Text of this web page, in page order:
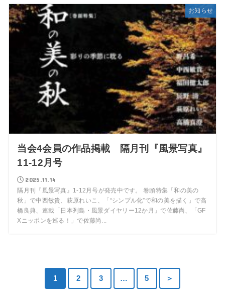
お知らせ
当会4会員の作品掲載 隔月刊『風景写真』
11-12月号
2025.11.14
隔月刊『風景写真』1-12月号が発売中です。 巻頭特集「和の美の
秋」で中西敏貴、萩原れいこ、「“シンプル化”で和の美を描く」で高
橋良典、連載「日本列島・風景ダイヤリー12か月」で佐藤尚、「GF
Xニッポンを巡る！」で佐藤尚...
1 2 3 … 5 ＞